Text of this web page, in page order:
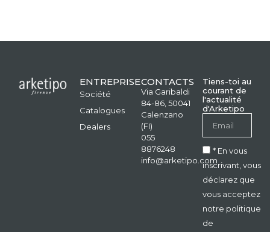
ENTREPRISE
Société
Catalogues
Dealers
CONTACTS
Via Garibaldi
84-86, 50041
Calenzano
(FI)
055
8876248
info@arketipo.com
Tiens-toi au
courant de
l'actualité
d'Arketipo
* En vous
inscrivant, vous
déclarez que
vous acceptez
notre politique
de